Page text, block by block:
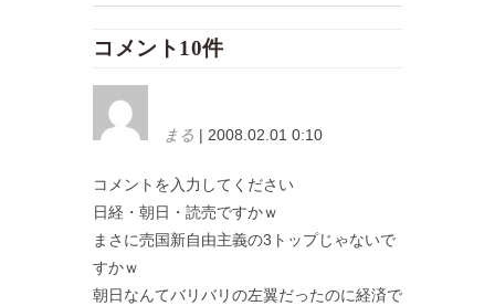
コメント10件
まる | 2008.02.01 0:10
コメントを入力してください
日経・朝日・読売ですかｗ
まさに売国新自由主義の3トップじゃないで
すかｗ
朝日なんてバリバリの左翼だったのに経済で